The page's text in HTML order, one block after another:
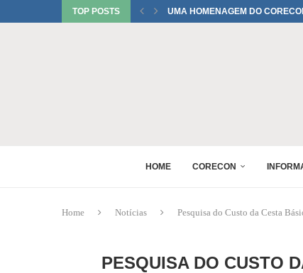
TOP POSTS UMA HOMENAGEM DO
HOME CORECON
Home Notícias Pesquisa do Custo da Cesta
PESQUISA DO CUSTO